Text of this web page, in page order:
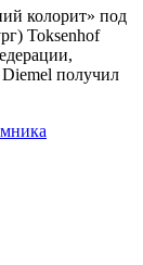
колорит» под
Toksenhof
получил